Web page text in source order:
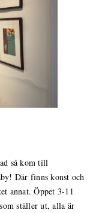
så kom till
Där finns konst och
annat. Öppet 3-11
ställer ut, alla är